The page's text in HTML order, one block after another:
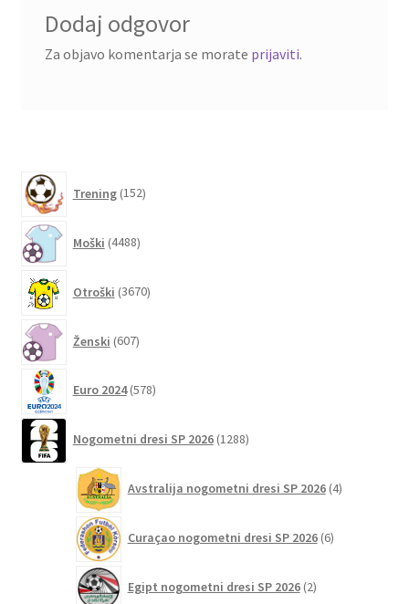
Dodaj odgovor
Za objavo komentarja se morate prijaviti.
Trening 152izdelkov
Moški 4488izdelkov
Otroški 3670izdelkov
Ženski 607izdelkov
Euro 2024 578izdelkov
Nogometni dresi SP 2026 1288izdelkov
Avstralija nogometni dresi SP 2026 4izdelki
Curaçao nogometni dresi SP 2026 6izdelkov
Egipt nogometni dresi SP 2026 2izdelka